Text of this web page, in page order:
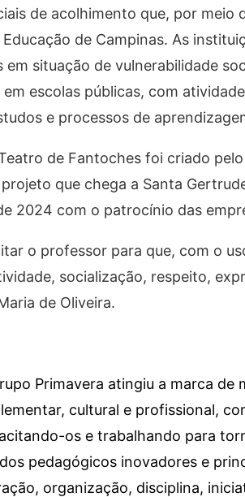
de acolhimento que, por meio
de Campinas. As
em situação de vulnerabilidade
escolas públicas, com
e processos de
de Fantoches foi criado
que chega a Santa
2024 com o patrocínio das
o professor para que, com o
socialização, respeito,
de Oliveira.
Primavera atingiu a marca de
cultural e profissional,
os e trabalhando para
pedagógicos inovadores e
organização, disciplina,